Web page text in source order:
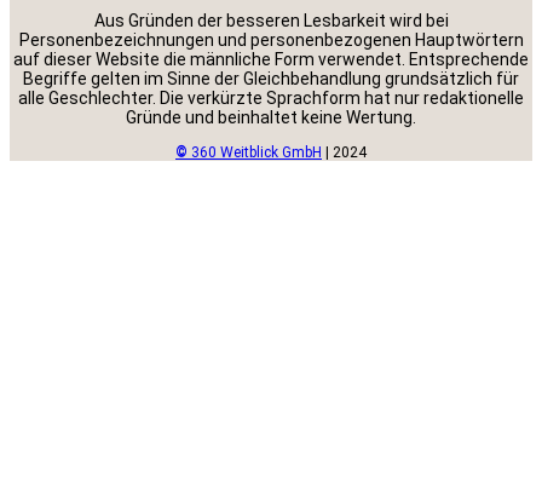
Aus Gründen der besseren Lesbarkeit wird bei
Personenbezeichnungen und personenbezogenen Hauptwörtern
auf dieser Website die männliche Form verwendet. Entsprechende
Begriffe gelten im Sinne der Gleichbehandlung grundsätzlich für
alle Geschlechter. Die verkürzte Sprachform hat nur redaktionelle
Gründe und beinhaltet keine Wertung.
© 360 Weitblick GmbH | 2024